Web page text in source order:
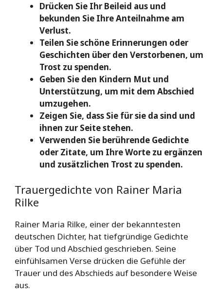
Drücken Sie Ihr Beileid aus und
bekunden Sie Ihre Anteilnahme am
Verlust.
Teilen Sie schöne Erinnerungen oder
Geschichten über den Verstorbenen, um
Trost zu spenden.
Geben Sie den Kindern Mut und
Unterstützung, um mit dem Abschied
umzugehen.
Zeigen Sie, dass Sie für sie da sind und
ihnen zur Seite stehen.
Verwenden Sie berührende Gedichte
oder Zitate, um Ihre Worte zu ergänzen
und zusätzlichen Trost zu spenden.
Trauergedichte von Rainer Maria
Rilke
Rainer Maria Rilke, einer der bekanntesten
deutschen Dichter, hat tiefgründige Gedichte
über Tod und Abschied geschrieben. Seine
einfühlsamen Verse drücken die Gefühle der
Trauer und des Abschieds auf besondere Weise
aus.